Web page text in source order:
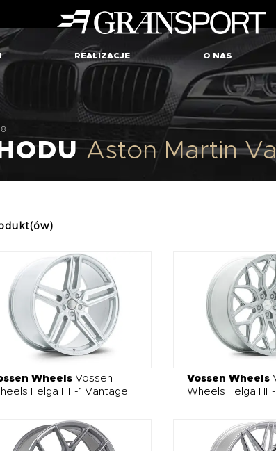
REALIZACJE O NAS
Aston Martin
WheelsVossen
Felga HF-1 Vantage
Vossen Wheels
Wheels Felga